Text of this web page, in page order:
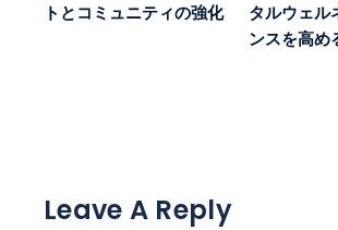
トとコミュニティの強化
タルウェル
ンスを高め
Leave A Reply